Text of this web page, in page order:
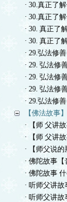
· 30.真正了
· 30.真正了
· 30. 真正了
· 30. 真正了
· 29.弘法修
· 29. 弘法修
· 29. 弘法修
· 29. 弘法修
· 29.弘法修
【佛法故事】
· 【师 父讲
· 【师 父讲
· 【师父说
· 佛陀故事
· 佛陀故事
· 听师父讲
· 听师父讲